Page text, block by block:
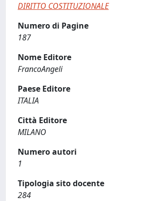
DIRITTO COSTITUZIONALE
Numero di Pagine
187
Nome Editore
FrancoAngeli
Paese Editore
ITALIA
Città Editore
MILANO
Numero autori
1
Tipologia sito docente
284